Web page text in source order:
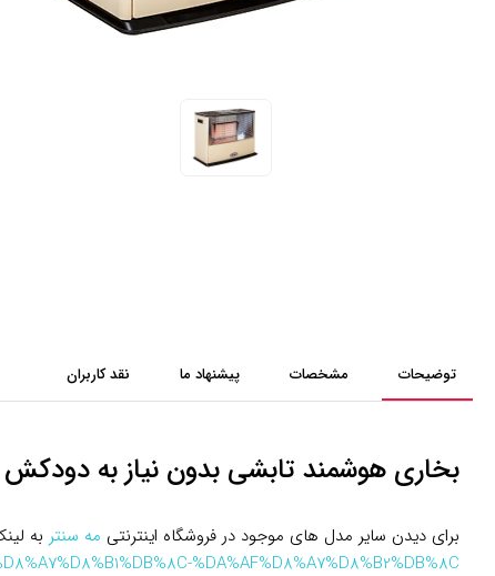
توضیحات مشخصات پیشنهاد ما نقد کاربران
بخاری هوشمند تابشی بدون نیاز به دودکش
برای دیدن سایر مدل های موجود در فروشگاه اینترنتی مه سنتر به
%DA%AF%D8%A7%D8%B2%DB%8C